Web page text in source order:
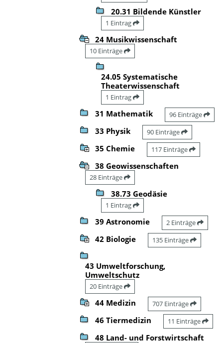
20.31 Bildende Künstler
1 Eintrag
24 Musikwissenschaft
10 Einträge
24.05 Systematische
Theaterwissenschaft
1 Eintrag
31 Mathematik 96 Einträge
33 Physik 90 Einträge
35 Chemie 117 Einträge
38 Geowissenschaften
28 Einträge
38.73 Geodäsie
1 Eintrag
39 Astronomie 2 Einträge
42 Biologie 135 Einträge
43 Umweltforschung,
Umweltschutz
20 Einträge
44 Medizin 707 Einträge
46 Tiermedizin 11 Einträge
48 Land- und Forstwirtschaft